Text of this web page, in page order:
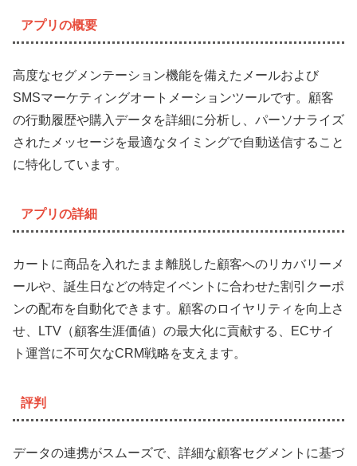
アプリの概要
高度なセグメンテーション機能を備えたメールおよび
SMSマーケティングオートメーションツールです。顧客
の行動履歴や購入データを詳細に分析し、パーソナライズ
されたメッセージを最適なタイミングで自動送信すること
に特化しています。
アプリの詳細
カートに商品を入れたまま離脱した顧客へのリカバリーメ
ールや、誕生日などの特定イベントに合わせた割引クーポ
ンの配布を自動化できます。顧客のロイヤリティを向上さ
せ、LTV（顧客生涯価値）の最大化に貢献する、ECサイ
ト運営に不可欠なCRM戦略を支えます。
評判
データの連携がスムーズで、詳細な顧客セグメントに基づ